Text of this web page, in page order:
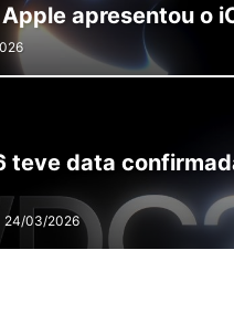
apresentou o
teve data
24/03/2026